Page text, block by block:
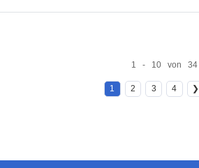
1 - 10 von 34
1 2 3 4 ❯